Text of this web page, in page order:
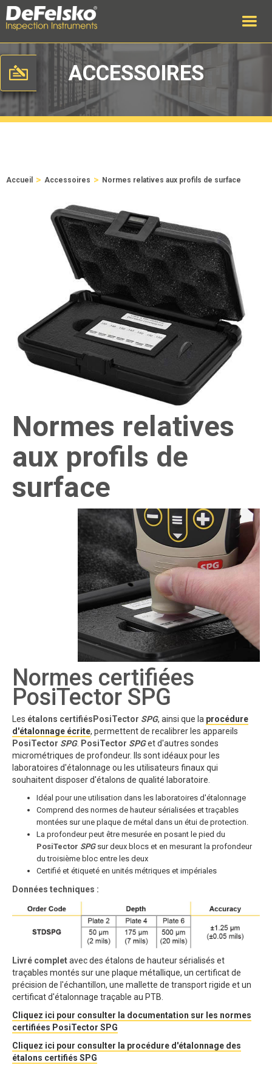
ACCESSOIRES
Accueil > Accessoires > Normes relatives aux profils de surface
Normes relatives
aux profils de
surface
Normes certifiées
PosiTector SPG
Les étalons certifiésPosiTector SPG, ainsi que la procédure
d'étalonnage écrite, permettent de recalibrer les appareils
PosiTector SPG. PosiTector SPGet d'autres sondes
micrométriques de profondeur. Ils sont idéaux pour les
laboratoires d'étalonnage ou les utilisateurs finaux qui
souhaitent disposer d'étalons de qualité laboratoire.
Idéal pour une utilisation dans les laboratoires d'étalonnage
Comprend des normes de hauteur sérialisées et traçables
montées sur une plaque de métal dans un étui de protection.
La profondeur peut être mesurée en posant le pied du
PosiTector SPGsur deux blocs et en mesurant la profondeur
du troisième bloc entre les deux
Certifié et étiqueté en unités métriques et impériales
Données techniques :
Livré completavec des étalons de hauteur sérialisés et
traçables montés sur une plaque métallique, un certificat de
précision de l'échantillon, une mallette de transport rigide et un
certificat d'étalonnage traçable au PTB.
Cliquez ici pour consulter la documentation sur les normes
certifiées PosiTector SPG
Cliquez ici pour consulter la procédure d'étalonnage des
étalons certifiés SPG